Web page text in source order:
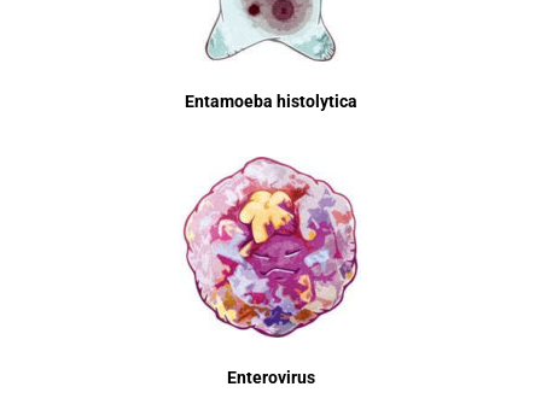
Entamoeba histolytica
Enterovirus